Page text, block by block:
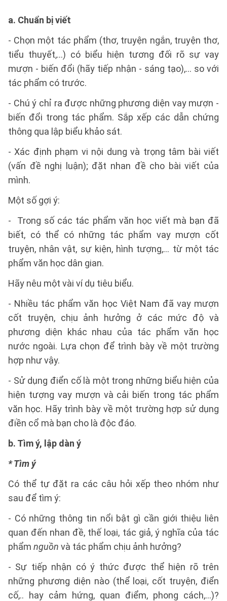
a. Chuẩn bị viết
- Chọn một tác phẩm (thơ, truyện ngắn, truyện thơ,
tiểu thuyết,...) có biểu hiện tương đối rõ sự vay
mượn - biến đổi (hãy tiếp nhận - sáng tạo),... so với
tác phẩm có trước.
- Chú ý chỉ ra được những phương diện vay mượn -
biến đổi trong tác phẩm. Sắp xếp các dẫn chứng
thông qua lập biểu khảo sát.
- Xác định phạm vi nội dung và trọng tâm bài viết
(vấn đề nghị luận); đặt nhan đề cho bài viết của
mình.
Một số gợi ý:
- Trong số các tác phẩm văn học viết mà bạn đã
biết, có thể có những tác phẩm vay mượn cốt
truyện, nhân vật, sự kiện, hình tượng,... từ một tác
phẩm văn học dân gian.
Hãy nêu một vài ví dụ tiêu biểu.
- Nhiều tác phẩm văn học Việt Nam đã vay mượn
cốt truyện, chịu ảnh hưởng ở các mức độ và
phương diện khác nhau của tác phẩm văn học
nước ngoài. Lựa chọn để trình bày về một trường
hợp như vậy.
- Sử dụng điển cố là một trong những biểu hiện của
hiện tượng vay mượn và cải biến trong tác phẩm
văn học. Hãy trình bày về một trường hợp sử dụng
điền cổ mà bạn cho là độc đáo.
b. Tìm ý, lập dàn ý
* Tìm ý
Có thể tự đặt ra các câu hỏi xếp theo nhóm như
sau để tìm ý:
- Có những thông tin nổi bật gì cần giới thiệu liên
quan đến nhan đề, thế loại, tác giả, ý nghĩa của tác
phẩm nguồn và tác phẩm chịu ảnh hưởng?
- Sự tiếp nhận có ý thức được thể hiện rõ trên
những phương diện nào (thể loại, cốt truyện, điển
cố,.. hay cảm hứng, quan điểm, phong cách,...)?